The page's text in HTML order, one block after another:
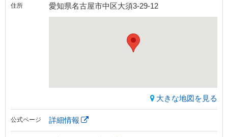
住所 愛知県名古屋市中区大須3-29-12
大きな地図を見る
公式ページ 詳細情報